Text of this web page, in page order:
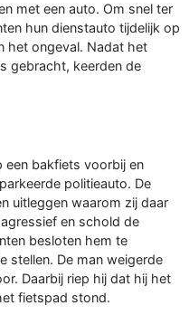
met een auto. Om snel ter
hun dienstauto tijdelijk op
het ongeval. Nadat het
gebracht, keerden de
een bakfiets voorbij en
politieauto. De
uitleggen waarom zij daar
en schold de
besloten hem te
stellen. De man weigerde
Daarbij riep hij dat hij het
fietspad stond.